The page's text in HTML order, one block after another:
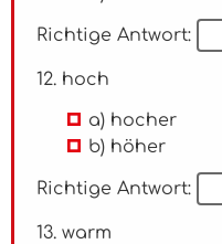
Richtige Antwort:
12. hoch
a) hocher
b) höher
Richtige Antwort:
13. warm